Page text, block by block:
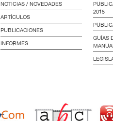
NOTICIAS / NOVEDADES
ARTÍCULOS
PUBLICACIONES
INFORMES
2015
GUÍAS